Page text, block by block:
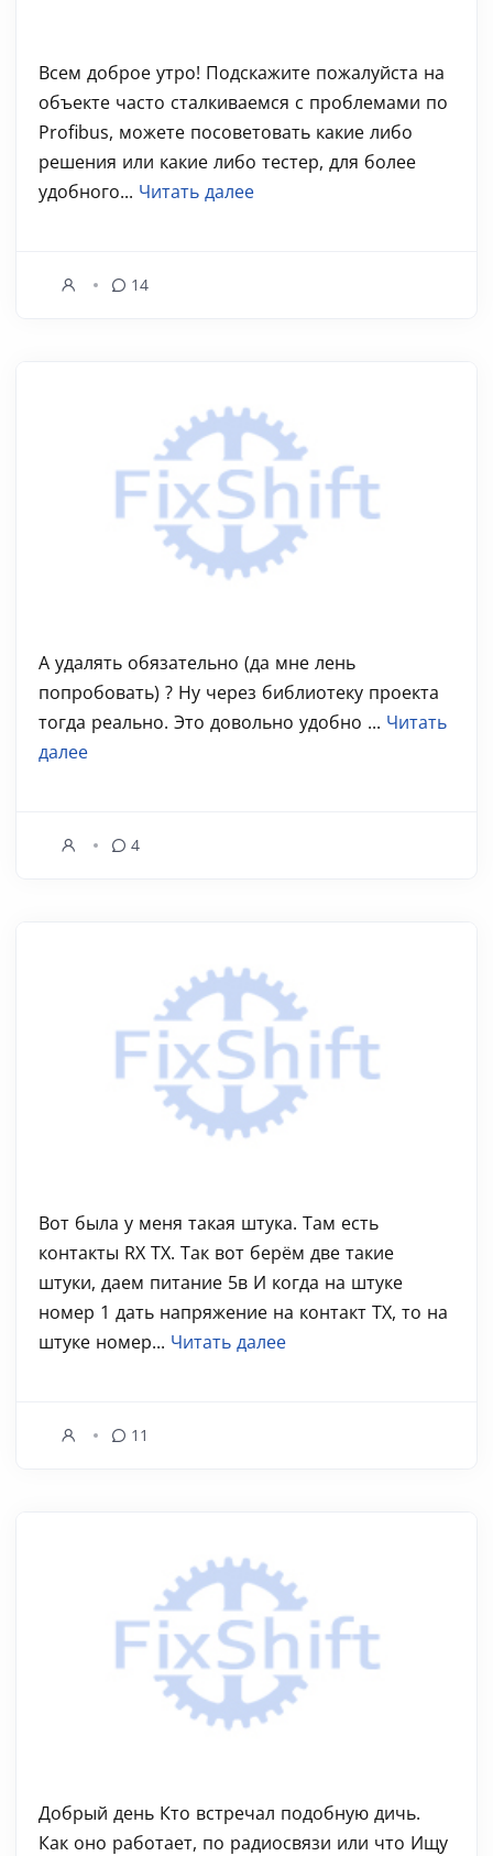
Всем доброе утро! Подскажите пожалуйста на
объекте часто сталкиваемся с проблемами по
Profibus, можете посоветовать какие либо
решения или какие либо тестер, для более
удобного... Читать далее
14
А удалять обязательно (да мне лень
попробовать) ? Ну через библиотеку проекта
тогда реально. Это довольно удобно ... Читать
далее
4
Вот была у меня такая штука. Там есть
контакты RX TX. Так вот берём две такие
штуки, даем питание 5в И когда на штуке
номер 1 дать напряжение на контакт TX, то на
штуке номер... Читать далее
11
Добрый день Кто встречал подобную дичь.
Как оно работает, по радиосвязи или что Ищу